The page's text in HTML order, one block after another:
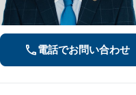
電話でお問い合わせ